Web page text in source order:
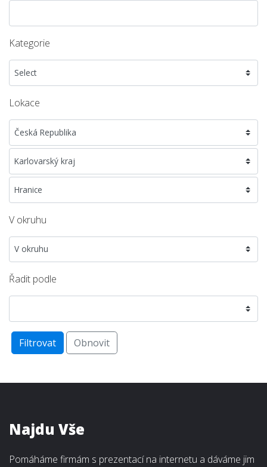
Kategorie
Lokace
V okruhu
Řadit podle
Filtrovat Obnovit
Najdu Vše
Pomáháme firmám s prezentací na internetu a dáváme jim